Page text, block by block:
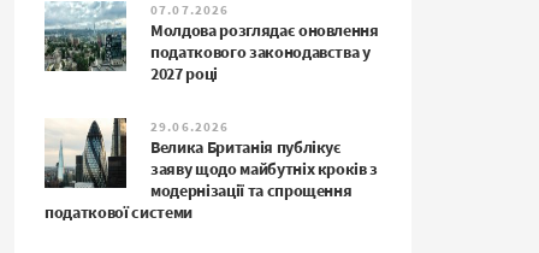
07.07.2026
Молдова розглядає оновлення
податкового законодавства у
2027 році
29.06.2026
Велика Британія публікує
заяву щодо майбутніх кроків з
модернізації та спрощення
податкової системи